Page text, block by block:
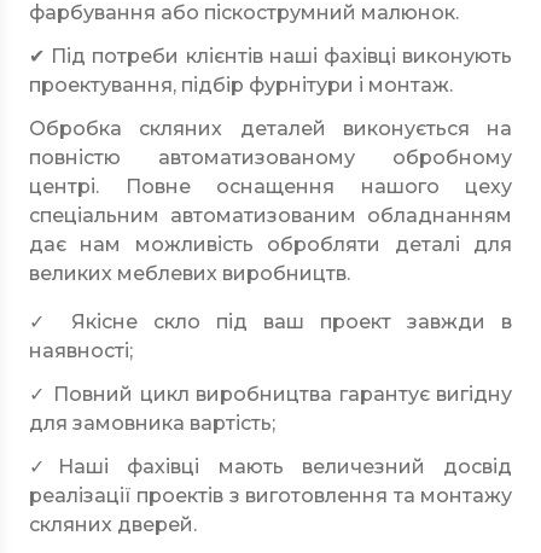
фарбування або піскострумний малюнок.
✔ Під потреби клієнтів наші фахівці виконують
проектування, підбір фурнітури і монтаж.
Обробка скляних деталей виконується на
повністю автоматизованому обробному
центрі. Повне оснащення нашого цеху
спеціальним автоматизованим обладнанням
дає нам можливість обробляти деталі для
великих меблевих виробництв.
✓ Якісне скло під ваш проект завжди в
наявності;
✓ Повний цикл виробництва гарантує вигідну
для замовника вартість;
✓Наші фахівці мають величезний досвід
реалізації проектів з виготовлення та монтажу
скляних дверей.